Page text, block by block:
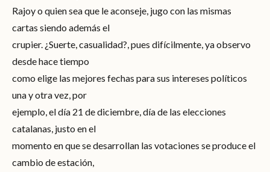
Rajoy o quien sea que le aconseje, jugo con las mismas
cartas siendo además el
crupier. ¿Suerte, casualidad?, pues difícilmente, ya observo
desde hace tiempo
como elige las mejores fechas para sus intereses políticos
una y otra vez, por
ejemplo, el día 21 de diciembre, día de las elecciones
catalanas, justo en el
momento en que se desarrollan las votaciones se produce el
cambio de estación,